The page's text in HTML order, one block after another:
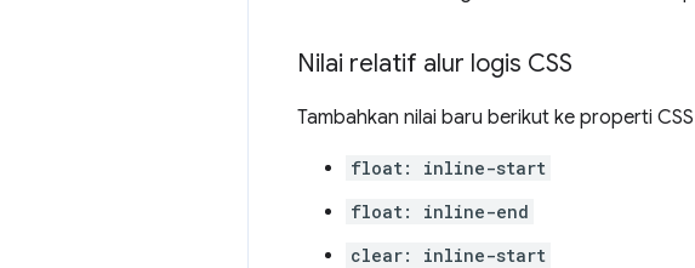
Nilai relatif alur logis CSS
Tambahkan nilai baru berikut ke properti
float: inline-start
float: inline-end
clear: inline-start